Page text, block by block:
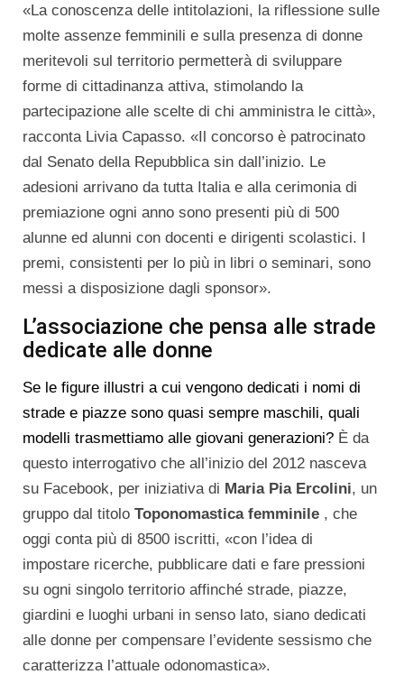
«La conoscenza delle intitolazioni, la riflessione sulle
molte assenze femminili e sulla presenza di donne
meritevoli sul territorio permetterà di sviluppare
forme di cittadinanza attiva, stimolando la
partecipazione alle scelte di chi amministra le città»,
racconta Livia Capasso. «Il concorso è patrocinato
dal Senato della Repubblica sin dall’inizio. Le
adesioni arrivano da tutta Italia e alla cerimonia di
premiazione ogni anno sono presenti più di 500
alunne ed alunni con docenti e dirigenti scolastici. I
premi, consistenti per lo più in libri o seminari, sono
messi a disposizione dagli sponsor».
L’associazione che pensa alle strade
dedicate alle donne
Se le figure illustri a cui vengono dedicati i nomi di
strade e piazze sono quasi sempre maschili, quali
modelli trasmettiamo alle giovani generazioni? È da
questo interrogativo che all’inizio del 2012 nasceva
su Facebook, per iniziativa di Maria Pia Ercolini, un
gruppo dal titolo Toponomastica femminile , che
oggi conta più di 8500 iscritti, «con l’idea di
impostare ricerche, pubblicare dati e fare pressioni
su ogni singolo territorio affinché strade, piazze,
giardini e luoghi urbani in senso lato, siano dedicati
alle donne per compensare l’evidente sessismo che
caratterizza l’attuale odonomastica».